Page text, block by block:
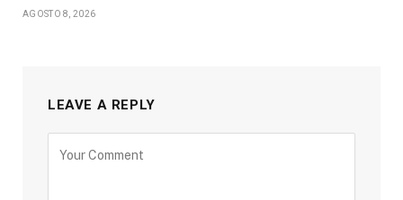
AGOSTO 8, 2026
LEAVE A REPLY